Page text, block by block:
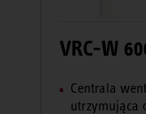
VRC-W
Centrala
utrzymująca